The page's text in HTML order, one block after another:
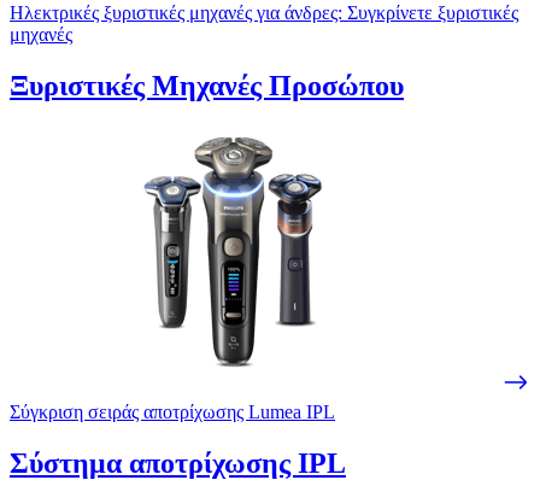
Ηλεκτρικές ξυριστικές μηχανές για άνδρες: Συγκρίνετε ξυριστικές
μηχανές
Ξυριστικές Μηχανές Προσώπου
Σύγκριση σειράς αποτρίχωσης Lumea IPL
Σύστημα αποτρίχωσης IPL